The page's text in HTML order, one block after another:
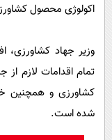
اکولوژی محصول
وزیر جهاد کشاورزی،
تمام اقدامات لازم
کشاورزی و همچنین
شده است.